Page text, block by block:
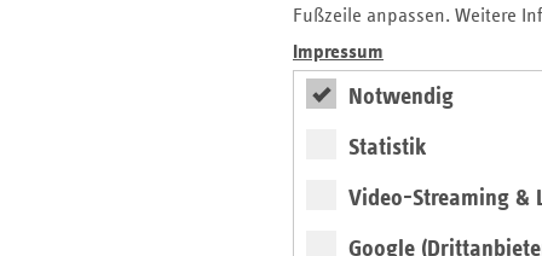
Fußzeile anpassen. Weitere
Impressum
Notwendig
Statistik
Video-Streaming &
Google
Faktenpapier:
der GKV